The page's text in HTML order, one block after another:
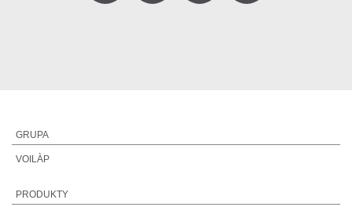
GRUPA
VOILÀP
PRODUKTY